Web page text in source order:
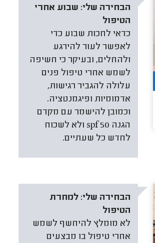
הבחירה שלי: שבוע אחרי
הטיפול
כדאי לחכות שבוע כדי
לאפשר לעור להירגע
ולהחלים, ובעיקר כי חשיפה
לשמש אחרי טיפול פנים
עלולה להגביר רגישות,
אדמומיות ופיגמנטציה.
וכמובן להישמר עם מקדם
הגנה 50 spf ולא לשכוח
לחדש כל שעתיים.
הבחירה שלי: למחרת
הטיפול
לא מומלץ להיחשף לשמש
אחרי טיפול בו מבצעים